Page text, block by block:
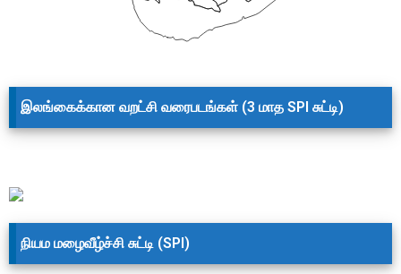
இலங்கைக்கான வறட்சி வரைபடங்கள் (3 மாத SPI சுட்டி)
நியம மழைவீழ்ச்சி சுட்டி (SPI)